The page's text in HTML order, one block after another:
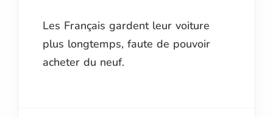
Les Français gardent leur voiture
plus longtemps, faute de pouvoir
acheter du neuf.